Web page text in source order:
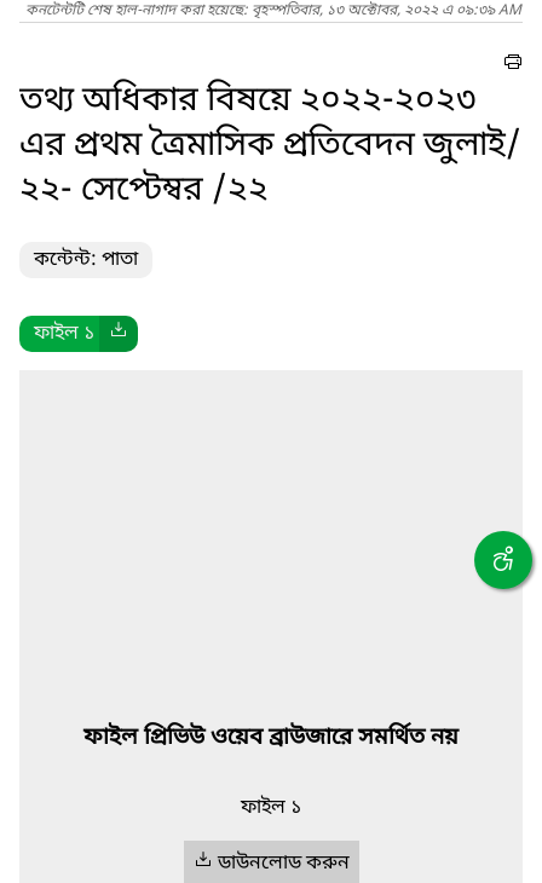
কনটেন্টটি শেষ হাল-নাগাদ করা হয়েছে: বৃহস্পতিবার, ১৩ অক্টোবর, ২০২২ এ ০৯:৩৯ AM
তথ্য অধিকার বিষয়ে ২০২২-২০২৩
এর প্রথম ত্রৈমাসিক প্রতিবেদন জুলাই/
২২- সেপ্টেম্বর /২২
কন্টেন্ট: পাতা
ফাইল ১
ফাইল প্রিভিউ ওয়েব ব্রাউজারে সমর্থিত নয়
ফাইল ১
ডাউনলোড করুন